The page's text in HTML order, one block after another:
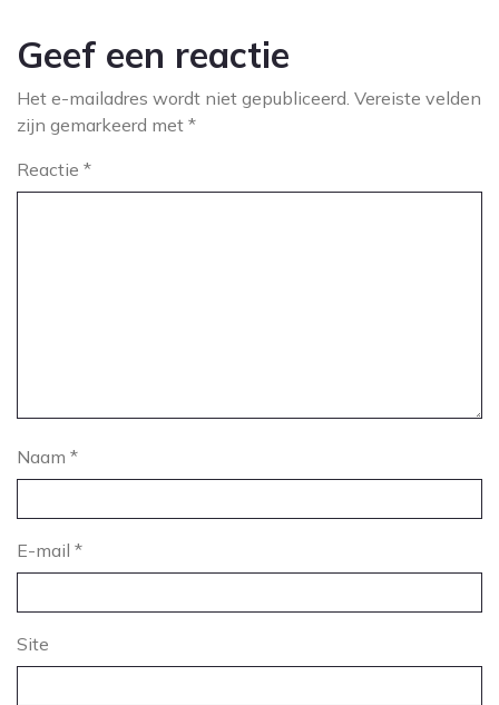
Geef een reactie
Het e-mailadres wordt niet gepubliceerd. Vereiste velden
zijn gemarkeerd met *
Reactie *
Naam *
E-mail *
Site